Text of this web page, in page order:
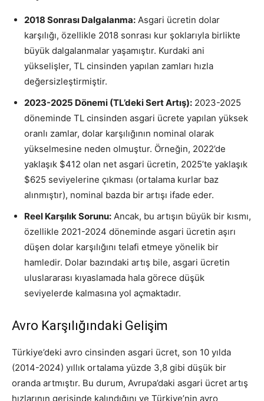
2018 Sonrası Dalgalanma: Asgari ücretin dolar
karşılığı, özellikle 2018 sonrası kur şoklarıyla birlikte
büyük dalgalanmalar yaşamıştır. Kurdaki ani
yükselişler, TL cinsinden yapılan zamları hızla
değersizleştirmiştir.
2023-2025 Dönemi (TL’deki Sert Artış): 2023-2025
döneminde TL cinsinden asgari ücrete yapılan yüksek
oranlı zamlar, dolar karşılığının nominal olarak
yükselmesine neden olmuştur. Örneğin, 2022’de
yaklaşık $412 olan net asgari ücretin, 2025’te yaklaşık
$625 seviyelerine çıkması (ortalama kurlar baz
alınmıştır), nominal bazda bir artışı ifade eder.
Reel Karşılık Sorunu: Ancak, bu artışın büyük bir kısmı,
özellikle 2021-2024 döneminde asgari ücretin aşırı
düşen dolar karşılığını telafi etmeye yönelik bir
hamledir. Dolar bazındaki artış bile, asgari ücretin
uluslararası kıyaslamada hala görece düşük
seviyelerde kalmasına yol açmaktadır.
Avro Karşılığındaki Gelişim
Türkiye’deki avro cinsinden asgari ücret, son 10 yılda
(2014-2024) yıllık ortalama yüzde 3,8 gibi düşük bir
oranda artmıştır. Bu durum, Avrupa’daki asgari ücret artış
hızlarının gerisinde kalındığını ve Türkiye’nin avro